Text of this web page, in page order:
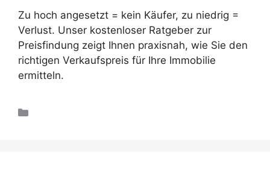
Zu hoch angesetzt = kein Käufer, zu niedrig =
Verlust. Unser kostenloser Ratgeber zur
Preisfindung zeigt Ihnen praxisnah, wie Sie den
richtigen Verkaufspreis für Ihre Immobilie
ermitteln.